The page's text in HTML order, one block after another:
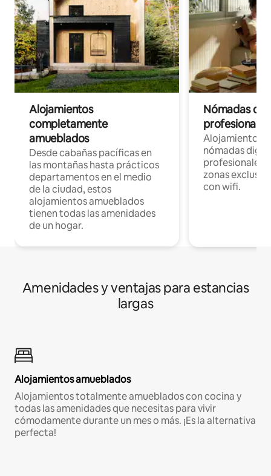
Alojamientos
completamente
amueblados
Desde cabañas pacíficas en
las montañas hasta prácticos
departamentos en el medio
de la ciudad, estos
alojamientos amueblados
tienen todas las amenidades
de un hogar.
Nómadas
Alojamientos
nómadas
profesionales
zonas
con wifi.
Amenidades y ventajas para estancias
largas
Alojamientos amueblados
Alojamientos totalmente amueblados con cocina y
todas las amenidades que necesitas para vivir
cómodamente durante un mes o más. ¡Es la alternativa
perfecta!